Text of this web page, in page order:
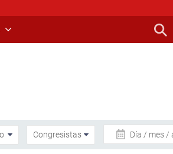
Día / mes /